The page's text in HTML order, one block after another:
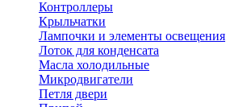
Контроллеры
Крыльчатки
Лампочки и элементы освещения
Лоток для конденсата
Масла холодильные
Микродвигатели
Петля двери